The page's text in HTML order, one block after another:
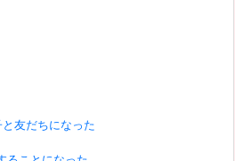
友だちになった